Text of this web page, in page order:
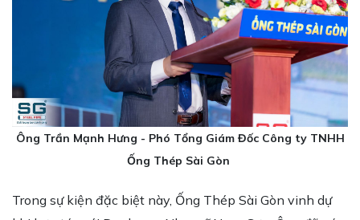
Ông Trần Mạnh Hưng - Phó Tổng Giám Đốc Công ty TNHH
Ống Thép Sài Gòn
Trong sự kiện đặc biệt này, Ống Thép Sài Gòn vinh dự